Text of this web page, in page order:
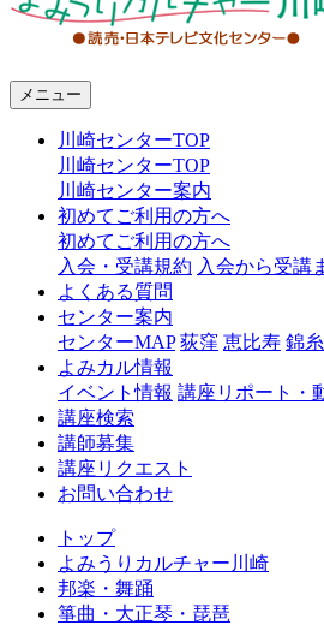
メニュー
川崎センターTOP
川崎センターTOP
川崎センター案内
初めてご利用の方へ
初めてご利用の方へ
入会・受講規約 入会から受講
よくある質問
センター案内
センターMAP 荻窪 恵比寿 錦
よみカル情報
イベント情報 講座リポート・
講座検索
講師募集
講座リクエスト
お問い合わせ
トップ
よみうりカルチャー川崎
邦楽・舞踊
箏曲・大正琴・琵琶